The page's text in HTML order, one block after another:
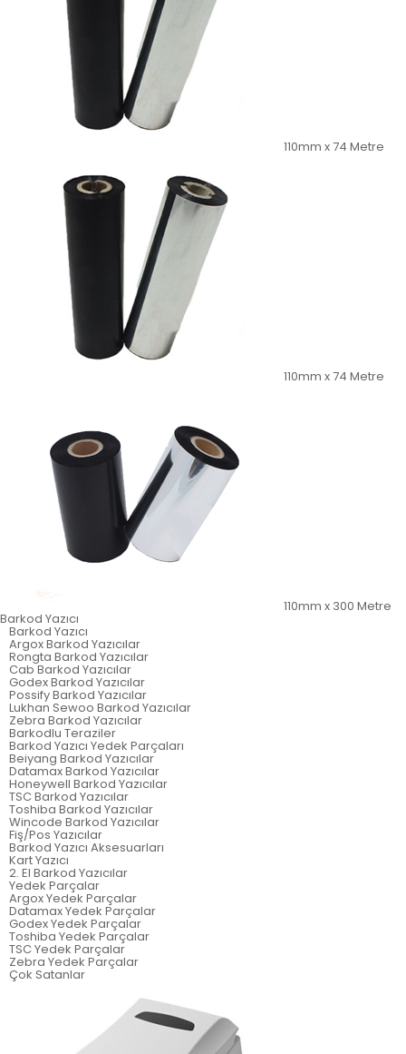
110mm x 74 Metre
110mm x 74 Metre
110mm x 300 Metre
Barkod Yazıcı
Barkod Yazıcı
Argox Barkod Yazıcılar
Rongta Barkod Yazıcılar
Cab Barkod Yazıcılar
Godex Barkod Yazıcılar
Possify Barkod Yazıcılar
Lukhan Sewoo Barkod Yazıcılar
Zebra Barkod Yazıcılar
Barkodlu Teraziler
Barkod Yazıcı Yedek Parçaları
Beiyang Barkod Yazıcılar
Datamax Barkod Yazıcılar
Honeywell Barkod Yazıcılar
TSC Barkod Yazıcılar
Toshiba Barkod Yazıcılar
Wincode Barkod Yazıcılar
Fiş/Pos Yazıcılar
Barkod Yazıcı Aksesuarları
Kart Yazıcı
2. El Barkod Yazıcılar
Yedek Parçalar
Argox Yedek Parçalar
Datamax Yedek Parçalar
Godex Yedek Parçalar
Toshiba Yedek Parçalar
TSC Yedek Parçalar
Zebra Yedek Parçalar
Çok Satanlar